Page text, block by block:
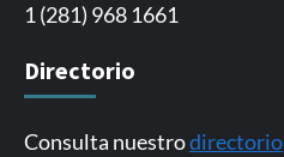
1 (281) 968 1661
Directorio
Consulta nuestrodirectorio